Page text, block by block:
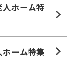
ホーム特
ーム特集